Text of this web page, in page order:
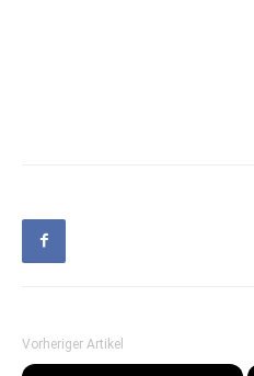
Vorheriger Artikel